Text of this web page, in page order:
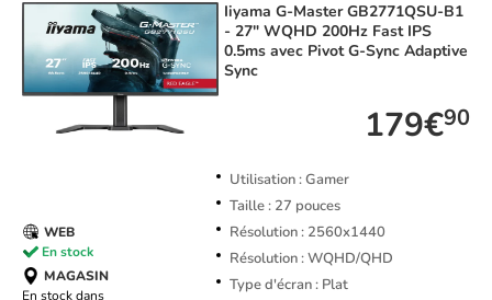
Iiyama G-Master GB2771QSU-B1
- 27" WQHD 200Hz Fast IPS
0.5ms avec Pivot G-Sync Adaptive
Sync
179€90
Utilisation : Gamer
Taille : 27 pouces
Résolution : 2560x1440
Résolution : WQHD/QHD
Type d'écran : Plat
WEB
En stock
MAGASIN
En stock dans